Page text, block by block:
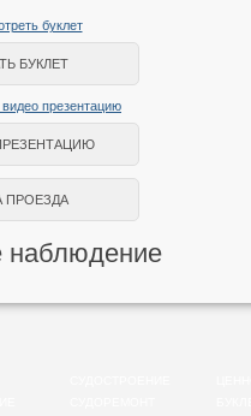
БУКЛЕТ
ПРОЕЗДА
наблюдение